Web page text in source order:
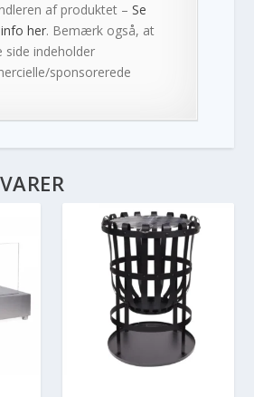
af produktet –Se
her. Bemærk også, at
side indeholder
sponsorerede